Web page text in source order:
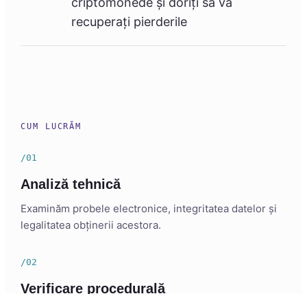
recuperați pierderile
CUM LUCRĂM
/01
Analiză tehnică
Examinăm probele electronice, integritatea datelor și
legalitatea obținerii acestora.
/02
Verificare procedurală